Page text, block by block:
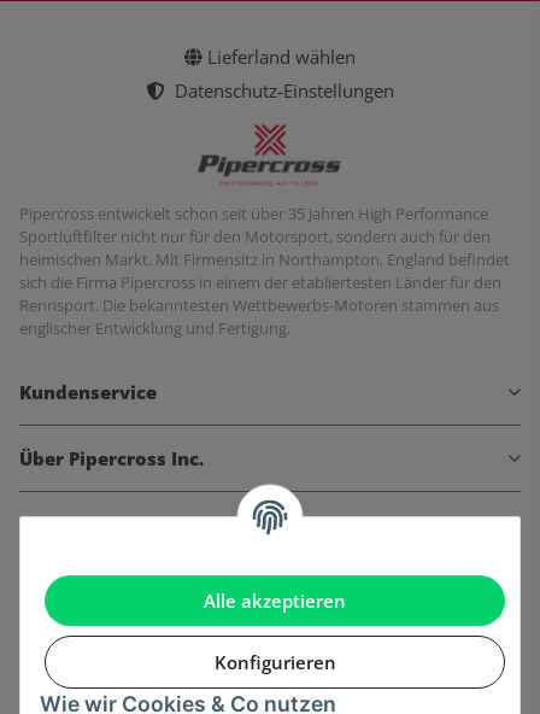
Alle akzeptieren
Konfigurieren
Wie wir Cookies & Co nutzen
Lieferland wählen
Datenschutz-Einstellungen
Pipercross entwickelt schon seit über 35 Jahren High Performance
Sportluftfilter nicht nur für den Motorsport, sondern auch für den
heimischen Markt. Mit Firmensitz in Northampton, England befindet
sich die Firma Pipercross in einem der etabliertesten Länder für den
Rennsport. Die bekanntesten Wettbewerbs-Motoren stammen aus
englischer Entwicklung und Fertigung.
Kundenservice
Über Pipercross Inc.
Informationen
Gesetzliche Informationen